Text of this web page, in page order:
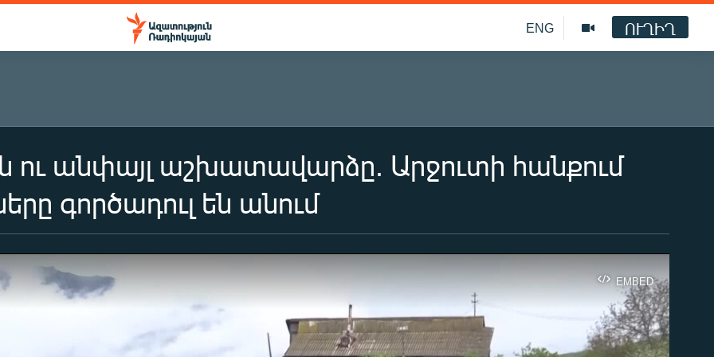
ENG ՈՒՂԻՂ
ու անփայլ աշխատավարձը. Արջուտի հանքում
գործադուլ են անում
EMBED